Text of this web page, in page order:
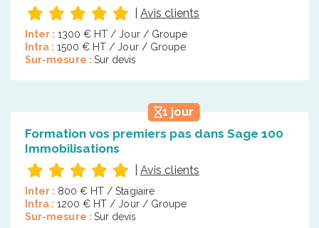
Avis clients
Inter : 1300 € HT / Jour / Groupe
Intra : 1500 € HT / Jour / Groupe
Sur-mesure : Sur devis
1 jour
Formation vos premiers pas dans Sage 100
Immobilisations
Avis clients
Inter : 800 € HT / Stagiaire
Intra : 1200 € HT / Jour / Groupe
Sur-mesure : Sur devis